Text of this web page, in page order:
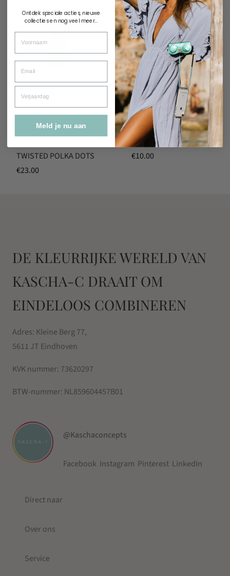
Maniac Nails
TWISTED POLKA DOTS
€23.00
Maniac Nails
TOP COAT SHINE
€10.00
DE KLEURRIJKE WERELD VAN
KASCHA-C DRAAIT OM
EINDELOOS COMBINEREN
Adres: Kleine Berg 77,
5611 JT Eindhoven
KVK nummer: 73620297
BTW-nummer: NL859604457B01
@Kaschaconcepts
Facebook Instagram Pinterest LinkedIn
Direct naar
Over ons
Service
Ontdek speciale acties, nieuwe
collecties en nog veel meer...
Voornaam
Email
Verjaardag
Meld je nu aan